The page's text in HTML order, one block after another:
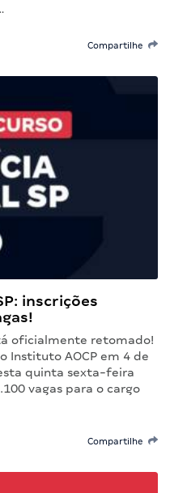
Compartilhe
inscrições
oficialmente retomado!
Instituto AOCP em 4 de
quinta sexta-feira
vagas para o cargo
Compartilhe